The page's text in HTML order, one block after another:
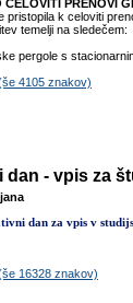
CELOVITI PRENOVI
pristopila k celoviti
temelji na sledečem:
pergole s
4105 znakov)
dan - vpis za
dan za vpis v
16328 znakov)